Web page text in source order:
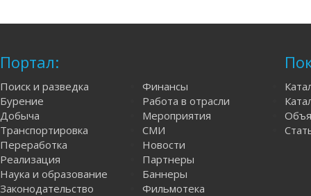
Портал:
Поиск и разведка
Бурение
Добыча
Транспортировка
Переработка
Реализация
Наука и образование
Законодательство
Финансы
Работа в отрасли
Мероприятия
СМИ
Новости
Партнеры
Баннеры
Фильмотека